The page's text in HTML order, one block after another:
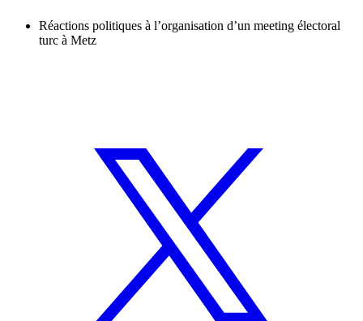
Réactions politiques à l’organisation d’un meeting électoral
turc à Metz